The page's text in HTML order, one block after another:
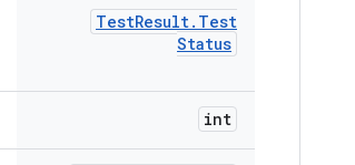
TestResult. Test
Status
int